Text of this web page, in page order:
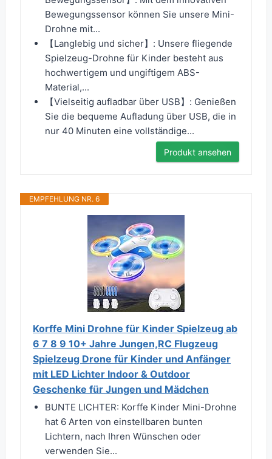
Bewegungssensor können Sie unsere Mini-
Drohne mit...
【Langlebig und sicher】: Unsere fliegende
Spielzeug-Drohne für Kinder besteht aus
hochwertigem und ungiftigem ABS-
Material,...
【Vielseitig aufladbar über USB】: Genießen
Sie die bequeme Aufladung über USB, die in
nur 40 Minuten eine vollständige...
Produkt ansehen
EMPFEHLUNG NR. 6
Korffe Mini Drohne für Kinder Spielzeug ab
6 7 8 9 10+ Jahre Jungen,RC Flugzeug
Spielzeug Drone für Kinder und Anfänger
mit LED Lichter Indoor & Outdoor
Geschenke für Jungen und Mädchen
BUNTE LICHTER: Korffe Kinder Mini-Drohne
hat 6 Arten von einstellbaren bunten
Lichtern, nach Ihren Wünschen oder
verwenden Sie...